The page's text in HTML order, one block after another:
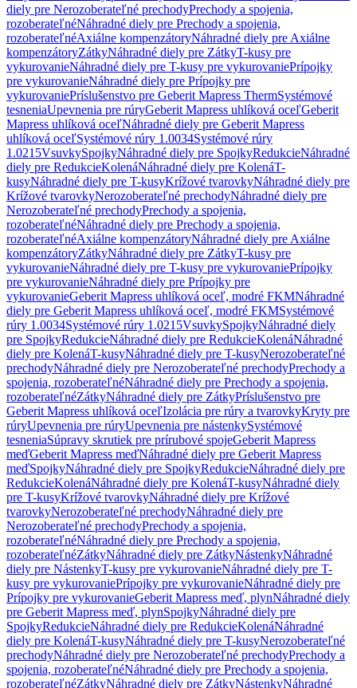
diely pre Nerozoberateľné prechodyPrechody a spojenia,
rozoberateľnéNáhradné diely pre Prechody a spojenia,
rozoberateľnéAxiálne kompenzátoryNáhradné diely pre Axiálne
kompenzátoryZátkyNáhradné diely pre ZátkyT-kusy pre
vykurovanieNáhradné diely pre T-kusy pre vykurovaniePrípojky
pre vykurovanieNáhradné diely pre Prípojky pre
vykurovaniePríslušenstvo pre Geberit Mapress ThermSystémové
tesneniaUpevnenia pre rúryGeberit Mapress uhlíková oceľGeberit
Mapress uhlíková oceľNáhradné diely pre Geberit Mapress
uhlíková oceľSystémové rúry 1.0034Systémové rúry
1.0215VsuvkySpojkyNáhradné diely pre SpojkyRedukcieNáhradné
diely pre RedukcieKolenáNáhradné diely pre KolenáT-
kusyNáhradné diely pre T-kusyKrížové tvarovkyNáhradné diely pre
Krížové tvarovkyNerozoberateľné prechodyNáhradné diely pre
Nerozoberateľné prechodyPrechody a spojenia,
rozoberateľnéNáhradné diely pre Prechody a spojenia,
rozoberateľnéAxiálne kompenzátoryNáhradné diely pre Axiálne
kompenzátoryZátkyNáhradné diely pre ZátkyT-kusy pre
vykurovanieNáhradné diely pre T-kusy pre vykurovaniePrípojky
pre vykurovanieNáhradné diely pre Prípojky pre
vykurovanieGeberit Mapress uhlíková oceľ, modré FKMNáhradné
diely pre Geberit Mapress uhlíková oceľ, modré FKMSystémové
rúry 1.0034Systémové rúry 1.0215VsuvkySpojkyNáhradné diely
pre SpojkyRedukcieNáhradné diely pre RedukcieKolenáNáhradné
diely pre KolenáT-kusyNáhradné diely pre T-kusyNerozoberateľné
prechodyNáhradné diely pre Nerozoberateľné prechodyPrechody a
spojenia, rozoberateľnéNáhradné diely pre Prechody a spojenia,
rozoberateľnéZátkyNáhradné diely pre ZátkyPríslušenstvo pre
Geberit Mapress uhlíková oceľIzolácia pre rúry a tvarovkyKryty pre
rúryUpevnenia pre rúryUpevnenia pre nástenkySystémové
tesneniaSúpravy skrutiek pre prírubové spojeGeberit Mapress
meďGeberit Mapress meďNáhradné diely pre Geberit Mapress
meďSpojkyNáhradné diely pre SpojkyRedukcieNáhradné diely pre
RedukcieKolenáNáhradné diely pre KolenáT-kusyNáhradné diely
pre T-kusyKrížové tvarovkyNáhradné diely pre Krížové
tvarovkyNerozoberateľné prechodyNáhradné diely pre
Nerozoberateľné prechodyPrechody a spojenia,
rozoberateľnéNáhradné diely pre Prechody a spojenia,
rozoberateľnéZátkyNáhradné diely pre ZátkyNástenkyNáhradné
diely pre NástenkyT-kusy pre vykurovanieNáhradné diely pre T-
kusy pre vykurovaniePrípojky pre vykurovanieNáhradné diely pre
Prípojky pre vykurovanieGeberit Mapress meď, plynNáhradné diely
pre Geberit Mapress meď, plynSpojkyNáhradné diely pre
SpojkyRedukcieNáhradné diely pre RedukcieKolenáNáhradné
diely pre KolenáT-kusyNáhradné diely pre T-kusyNerozoberateľné
prechodyNáhradné diely pre Nerozoberateľné prechodyPrechody a
spojenia, rozoberateľnéNáhradné diely pre Prechody a spojenia,
rozoberateľnéZátkyNáhradné diely pre ZátkyNástenkyNáhradné